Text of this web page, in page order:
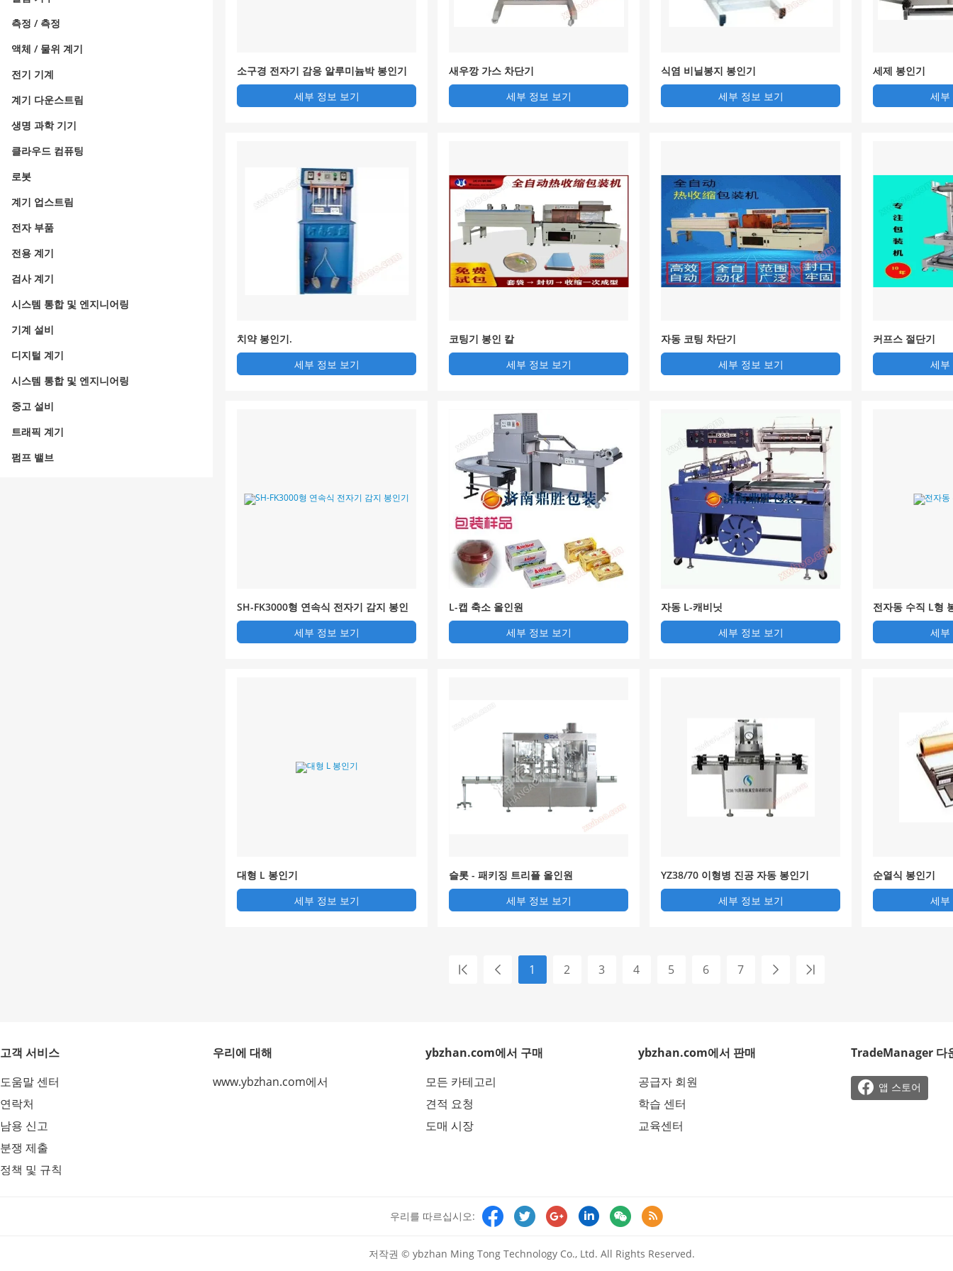
측정 / 측정
액체 / 물위 계기
전기 기계
계기 다운스트림
생명 과학 기기
클라우드 컴퓨팅
로봇
계기 업스트림
전자 부품
전용 계기
검사 계기
시스템 통합 및 엔지니어링
기계 설비
디지털 계기
시스템 통합 및 엔지니어링
중고 설비
트래픽 계기
펌프 밸브
소구경 전자기 감응 알루미늄박 봉인기
세부 정보 보기
새우깡 가스 차단기
세부 정보 보기
식염 비닐봉지 봉인기
세부 정보 보기
세제 봉인기
세부
치약 봉인기.
세부 정보 보기
코팅기 봉인 칼
세부 정보 보기
자동 코팅 차단기
세부 정보 보기
커프스 절단기
세부
SH-FK3000형 연속식 전자기 감지 봉인
기
세부 정보 보기
L-캡 축소 올인원
세부 정보 보기
자동 L-캐비닛
세부 정보 보기
전자동 수직 L형
세부
대형 L 봉인기
세부 정보 보기
슬롯 - 패키징 트리플 올인원
세부 정보 보기
YZ38/70 이형병 진공 자동 봉인기
세부 정보 보기
순열식 봉인기
세부
1 2 3 4 5 6 7
고객 서비스
도움말 센터
연락처
남용 신고
분쟁 제출
정책 및 규칙
우리에 대해
www.ybzhan.com에서
ybzhan.com에서 구매
모든 카테고리
견적 요청
도매 시장
ybzhan.com에서 판매
공급자 회원
학습 센터
교육센터
TradeManager 다
 앱 스토어
우리를 따르십시오:      
저작권 © ybzhan Ming Tong Technology Co., Ltd. All Rights Reserved.